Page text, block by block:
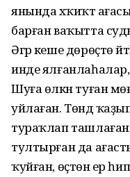
янында хәҡиҡәт
барған ваҡытта
Әгәр кеше дөрөҫтө
инде
Шуға өлкән туған
уйла­ған. Төндә
тураҡлап
тултырған да
ҡуйған, өҫтөнә ер